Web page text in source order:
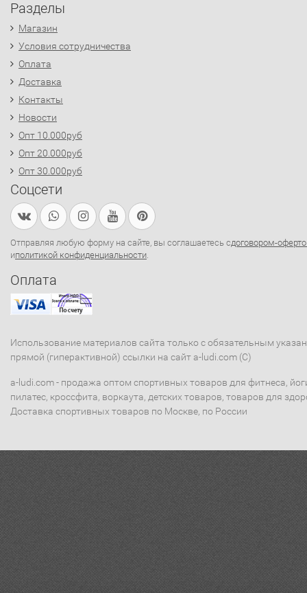
Разделы
Магазин
Условия сотрудничества
Оплата
Доставка
Контакты
Новости
Опт 10.000руб
Опт 20.000руб
Опт 30.000руб
Соцсети
Отправляя любую форму на сайте, вы соглашаетесь сдоговором-
иполитикой конфиденциальности.
Оплата
Использование материалов сайта только с обязательным
прямой (гиперактивной) ссылки на сайт a-ludi.com (C)
a-ludi.com - продажа оптом спортивных товаров для фитнеса,
пилатес, кроссфита, воркаута, детских товаров, товаров для
Доставка спортивных товаров по Москве, по России